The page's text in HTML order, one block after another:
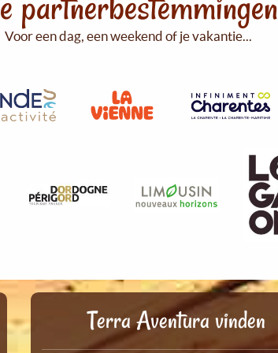
Voor een dag, een weekend of je vakantie...
Terra Aventura vinden